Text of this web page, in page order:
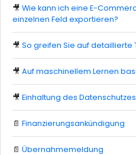
🎥Wie kann ich eine E-
einzelnen Feld exportieren?
🎥So greifen Sie auf
🎥Auf maschinellem Lernen
🎥Einhaltung des Datenschutzes
📄Finanzierungsankündigung
📄Übernahmemeldung